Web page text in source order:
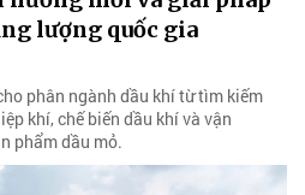
lượng quốc gia
phân ngành dầu khí từ tìm kiếm
khí, chế biến dầu khí và vận
phẩm dầu mỏ.